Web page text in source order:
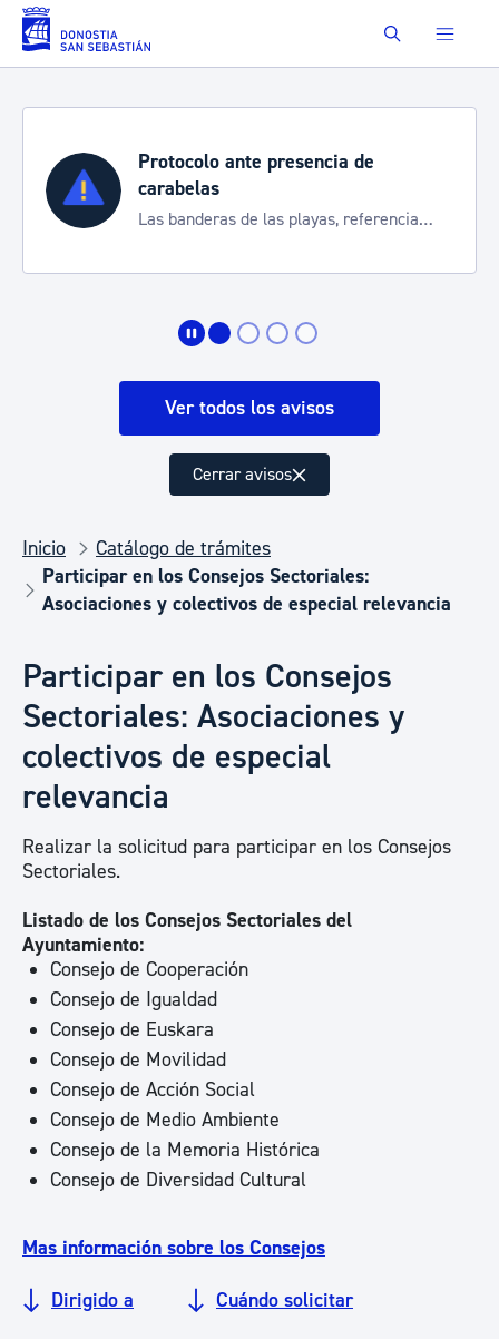
Saltar al contenido principal Buscar
de
referencia
Semana Grande 2026
Cortes de tráfico y
de transporte
Ver todos los avisos
Cerrar avisos
Inicio
Catálogo de trámites
Participar en los Consejos Sectoriales:
Asociaciones y colectivos de especial relevancia
Participar en los Consejos
Sectoriales: Asociaciones y
colectivos de especial
relevancia
Realizar la solicitud para participar en los Consejos
Sectoriales.
Listado de los Consejos Sectoriales del
Ayuntamiento:
Consejo de Cooperación
Consejo de Igualdad
Consejo de Euskara
Consejo de Movilidad
Consejo de Acción Social
Consejo de Medio Ambiente
Consejo de la Memoria Histórica
Consejo de Diversidad Cultural
Mas información sobre los Consejos
Dirigido a Cuándo solicitar